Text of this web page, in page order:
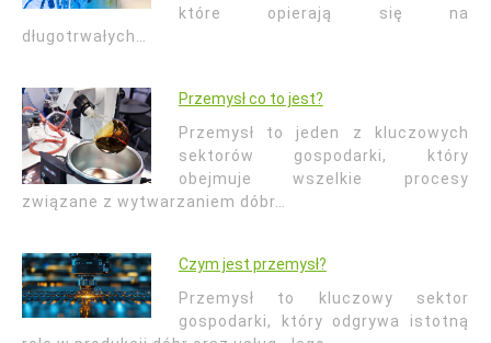
które opierają się na
długotrwałych…
Przemysł co to jest?
Przemysł to jeden z kluczowych
sektorów gospodarki, który
obejmuje wszelkie procesy
związane z wytwarzaniem dóbr…
Czym jest przemysł?
Przemysł to kluczowy sektor
gospodarki, który odgrywa istotną